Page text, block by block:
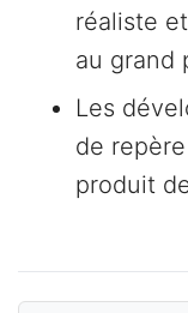
réaliste
au grand
Les
de
produit